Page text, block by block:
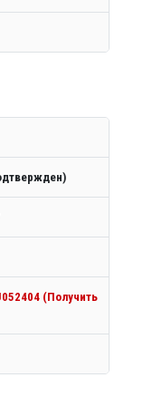
(Получить